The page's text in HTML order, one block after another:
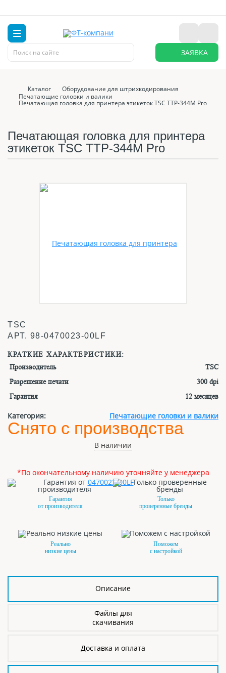
ЗАЯВКА
Каталог
Оборудование для штрихкодирования
Печатающие головки и валики
Печатающая головка для принтера этикеток TSC TTP-344M Pro
Печатающая головка для принтера
этикеток TSC TTP-344M Pro
TSC
АРТ. 98-0470023-00LF
КРАТКИЕ ХАРАКТЕРИСТИКИ:
Производитель
TSC
Разрешение печати
300 dpi
Гарантия
12 месяцев
Категория: Печатающие головки и валики
Снято с производства
В наличии
*По окончательному наличию уточняйте у менеджера
Гарантия
от производителя
Только
проверенные бренды
Реально
низкие цены
Поможем
с настройкой
Описание
Файлы для
скачивания
Доставка и оплата